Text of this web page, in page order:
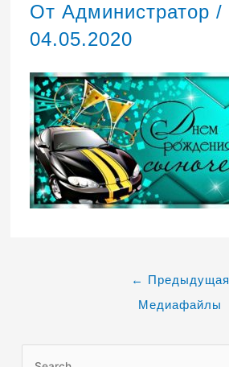
От Администратор /
04.05.2020
←
Предыдущая
Медиафайлы